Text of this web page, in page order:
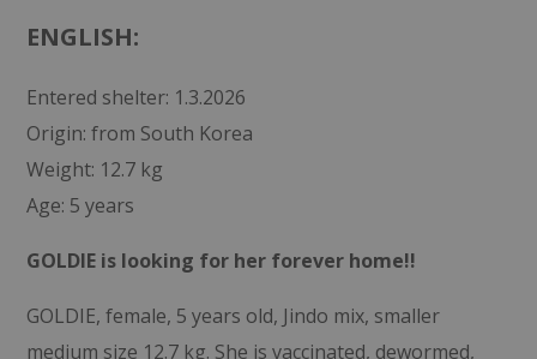
ENGLISH:
Entered shelter: 1.3.2026
Origin: from South Korea
Weight: 12.7 kg
Age: 5 years
GOLDIE is looking for her forever home!!
GOLDIE, female, 5 years old, Jindo mix, smaller
medium size 12.7 kg. She is vaccinated, dewormed,